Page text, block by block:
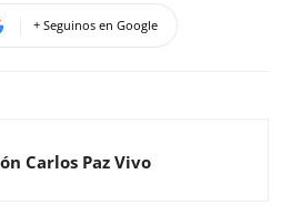
+ Seguinos en Google
Carlos Paz Vivo